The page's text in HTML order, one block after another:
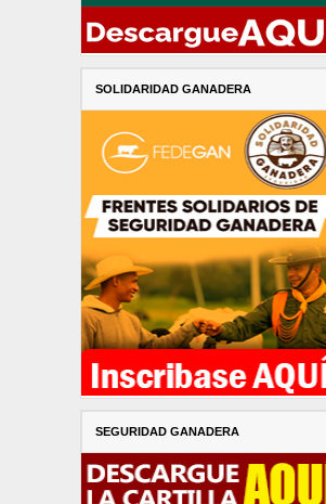
SOLIDARIDAD GANADERA
SEGURIDAD GANADERA